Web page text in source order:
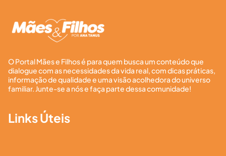
O Portal Mães e Filhos é para quem busca um conteúdo que
dialogue com as necessidades da vida real, com dicas práticas,
informação de qualidade e uma visão acolhedora do universo
familiar. Junte-se a nós e faça parte dessa comunidade!
Links Úteis